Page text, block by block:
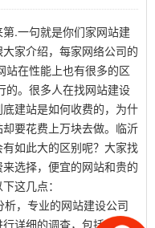
.一句就是你们家网站建
家介绍，每家网络公司的
站在性能上也有很多的区
的。很多人在找网站建设
建站是如何收费的，为什
要花费上万块去做。临沂
如此大的区别呢？大家找
选择，便宜的网站和贵的
这几点：
，专业的网站建设公司
详细的调查，包括行业、